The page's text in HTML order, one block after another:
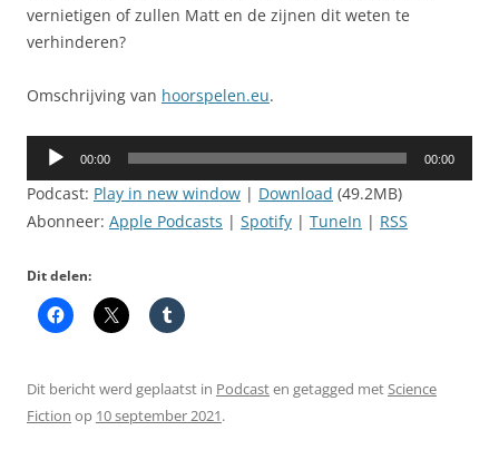
vernietigen of zullen Matt en de zijnen dit weten te
verhinderen?
Omschrijving van hoorspelen.eu.
Audiospeler
00:00 00:00
Podcast: Play in new window | Download (49.2MB)
Abonneer: Apple Podcasts | Spotify | TuneIn | RSS
Dit delen:
Dit bericht werd geplaatst in Podcasten getagged metScience
Fiction op 10 september 2021.